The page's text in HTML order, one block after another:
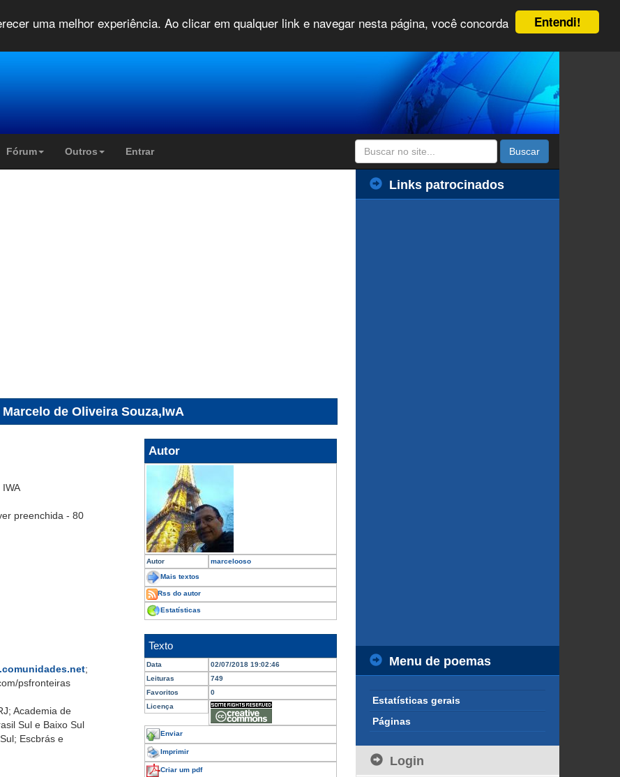
Entendi!
uma melhor experiência. Ao clicar em qualquer link e navegar nesta página, você concorda
Fórum Outros Entrar Buscar
de Oliveira Souza,IwA
preenchida - 80
;
psfronteiras
Academia de
Sul e Baixo Sul
Escbrás e
Autor
Autor marcelooso
Mais textos
Rss do autor
Estatísticas
Texto
Data
02/07/2018 19:02:46
Leituras
749
Favoritos
0
Licença
Enviar
Imprimir
Criar um pdf
Links patrocinados
Menu de poemas
Estatísticas gerais
Páginas
Login